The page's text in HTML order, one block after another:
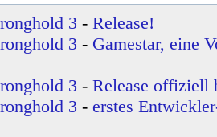
3 - Release!
3 - Gamestar, eine
3 - Release offiziell
3 - erstes